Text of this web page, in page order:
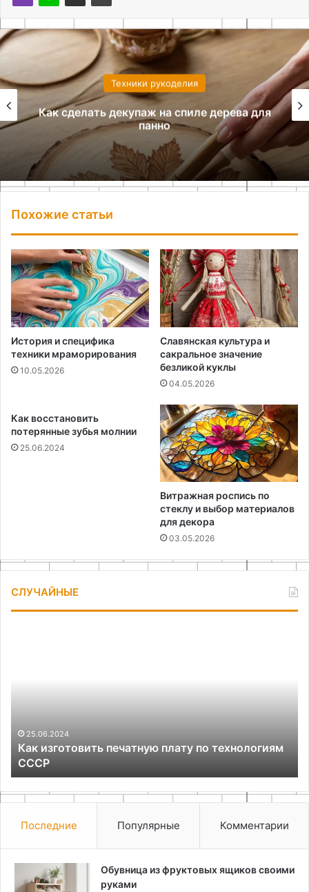
Техники рукоделия
Как сделать декупаж на спиле дерева для
панно
Похожие статьи
История и специфика
техники мраморирования
10.05.2026
Славянская культура и
сакральное значение
безликой куклы
04.05.2026
Как восстановить
потерянные зубья молнии
25.06.2024
Витражная роспись по
стеклу и выбор материалов
для декора
03.05.2026
СЛУЧАЙНЫЕ
25.06.2024
Как изготовить печатную плату по технологиям
СССР
Последние Популярные Комментарии
Обувница из фруктовых ящиков своими
руками